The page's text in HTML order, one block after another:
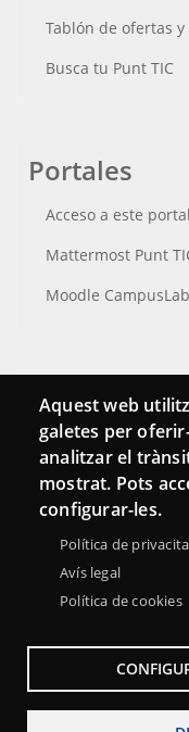
Tablón de ofertas
Busca tu Punt TIC
Portales
Acceso a este portal
Mattermost Punt
Moodle CampusLab
Conecta
Contacto
Hemeroteca
Aquest web
galetes per
analitzar el
mostrat. Pots
configurar-les.
Política de
Avís legal
Política de cookies